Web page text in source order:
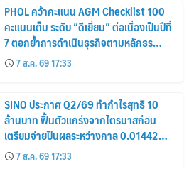
PHOL คว้าคะแนน AGM Checklist 100
คะแนนเต็ม ระดับ “ดีเยี่ยม” ต่อเนื่องเป็นปีที่
7 ตอกย้ำการดำเนินธุรกิจตามหลักธร
รมาภิบาล โปร่งใส สร้างความเชื่อมั่นผู้ถือ
หุ้น
7 ส.ค. 69 17:33
SINO ประกาศ Q2/69 ทำกำไรสุทธิ 10
ล้านบาท ฟื้นตัวแกร่งจากไตรมาสก่อน
เตรียมจ่ายปันผลระหว่างกาล 0.014423
บาทต่อหุ้น ครึ่งปีหลังมุ่งเติบโตต่อเนื่อง
7 ส.ค. 69 17:33